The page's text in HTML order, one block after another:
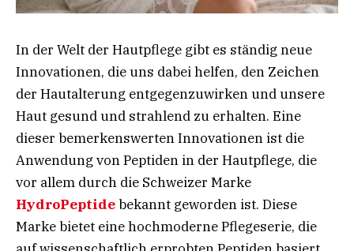
In der Welt der Hautpflege gibt es ständig neue
Innovationen, die uns dabei helfen, den Zeichen
der Hautalterung entgegenzuwirken und unsere
Haut gesund und strahlend zu erhalten. Eine
dieser bemerkenswerten Innovationen ist die
Anwendung von Peptiden in der Hautpflege, die
vor allem durch die Schweizer Marke
HydroPeptidebekannt geworden ist. Diese
Marke bietet eine hochmoderne Pflegeserie, die